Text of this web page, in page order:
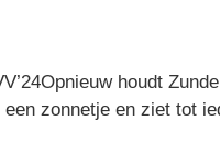
houdt
zonnetje en ziet tot